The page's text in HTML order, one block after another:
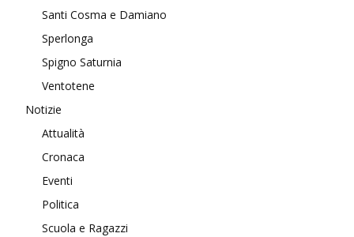
Santi Cosma e Damiano
Sperlonga
Spigno Saturnia
Ventotene
Notizie
Attualità
Cronaca
Eventi
Politica
Scuola e Ragazzi